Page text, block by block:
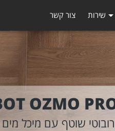
שירות צור קשר
OZMO
שוטף עם מיכל מים